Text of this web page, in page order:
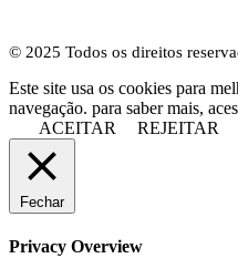
© 2025 Todos os direitos
Este site usa os cookies para
navegação. para saber mais,
ACEITAR
REJEITAR
Fechar
Privacy Overview